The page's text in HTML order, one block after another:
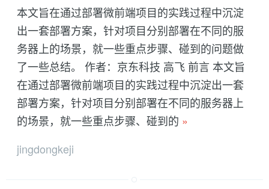
本文旨在通过部署微前端项目的实践过程中沉淀
出一套部署方案，针对项目分别部署在不同的服
务器上的场景，就一些重点步骤、碰到的问题做
了一些总结。 作者：京东科技 高飞 前言 本文旨
在通过部署微前端项目的实践过程中沉淀出一套
部署方案，针对项目分别部署在不同的服务器上
的场景，就一些重点步骤、碰到的 »
jingdongkeji